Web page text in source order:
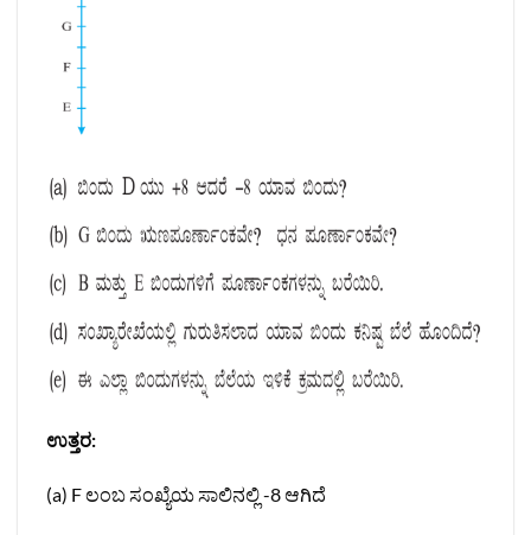
ಉತ್ತರ:
(a) F ಲಂಬ ಸಂಖ್ಯೆಯ ಸಾಲಿನಲ್ಲಿ -8 ಆಗಿದೆ